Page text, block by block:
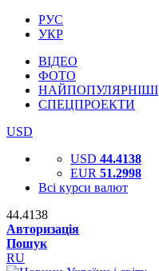
РУС
УКР
ВІДЕО
ФОТО
НАЙПОПУЛЯРНІШІ
СПЕЦПРОЕКТИ
USD
USD 44.4138
EUR 51.2998
Всі курси валют
44.4138
Авторизація
Пошук
RU